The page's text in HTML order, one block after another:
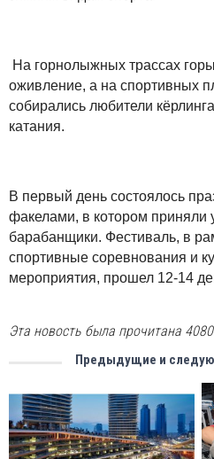
На горнолыжных трассах
оживление, а на спортивных
собирались любители
катания.
В первый день состоялось
факелами, в котором приняли
барабанщики. Фестиваль, в
спортивные соревнования и
мероприятия, прошел 12-14
Эта новость была прочитана
Предыдущие и